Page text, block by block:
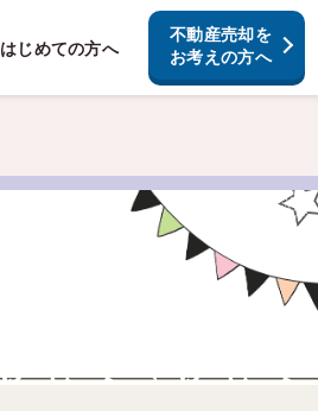
はじめての方へ
不動産売却を
お考えの方へ